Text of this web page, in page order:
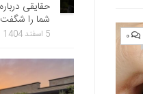
۰
حقایقی
شما را
5 اسفند 1404